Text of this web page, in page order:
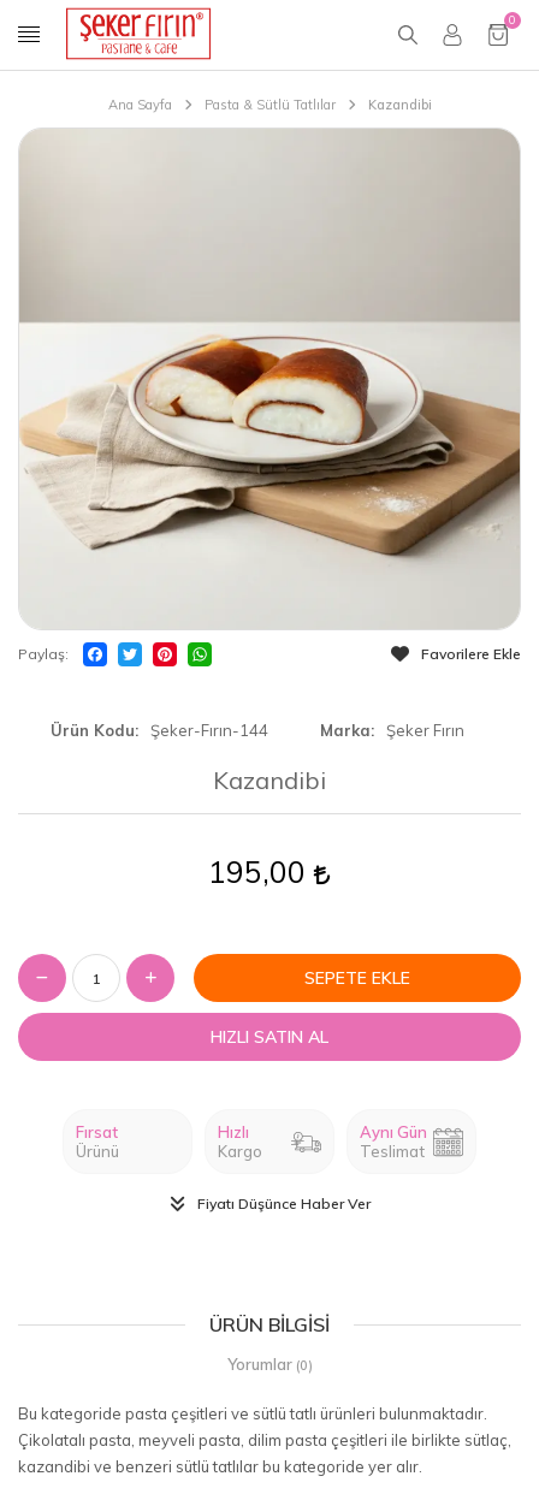
0
Ana Sayfa Pasta & Sütlü Tatlılar Kazandibi
Paylaş Favorilere Ekle
Ürün Kodu Şeker-Fırın-144 Marka Şeker Fırın
Kazandibi
195,00
SEPETE EKLE
HIZLI SATIN AL
Fırsat
Ürünü
Hızlı
Kargo
Aynı Gün
Teslimat
Fiyatı Düşünce Haber Ver
ÜRÜN BILGISI
Yorumlar (0)
Bu kategoride pasta çeşitleri ve sütlü tatlı ürünleri bulunmaktadır.
Çikolatalı pasta, meyveli pasta, dilim pasta çeşitleri ile birlikte sütlaç,
kazandibi ve benzeri sütlü tatlılar bu kategoride yer alır.